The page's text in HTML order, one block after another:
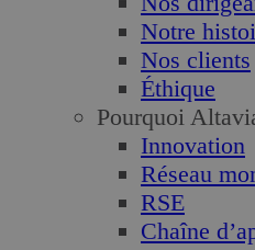
Notre
Nos clients
Éthique
Pourquoi
Innovation
Réseau
RSE
Chaîne